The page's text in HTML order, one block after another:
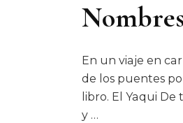
En un viaje en
de los puentes
libro. El Yaqui
y …